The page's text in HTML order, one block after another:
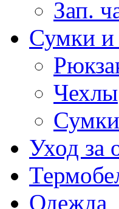
Зап.
Сумки и
Чехлы
Сумки
Уход за
Одежда